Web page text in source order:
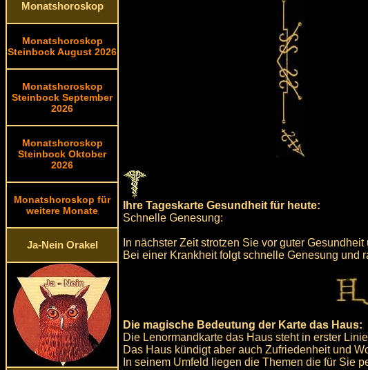
Monatshoroskop
Monatshoroskop
Steinbock August 2026
Monatshoroskop
Steinbock September
2026
Monatshoroskop
Steinbock Oktober
2026
Monatshoroskop für
weitere Monate
Ja-Nein Orakel
Ihre Tageskarte Gesundheit für heute:
Schnelle Genesung:
In nächster Zeit strotzen Sie vor guter Gesundheit
Bei einer Krankheit folgt schnelle Genesung und
Die magische Bedeutung der Karte das Haus:
Die Lenormandkarte das Haus steht in erster
Das Haus kündigt aber auch Zufriedenheit und
In seinem Umfeld liegen die Themen die für Sie